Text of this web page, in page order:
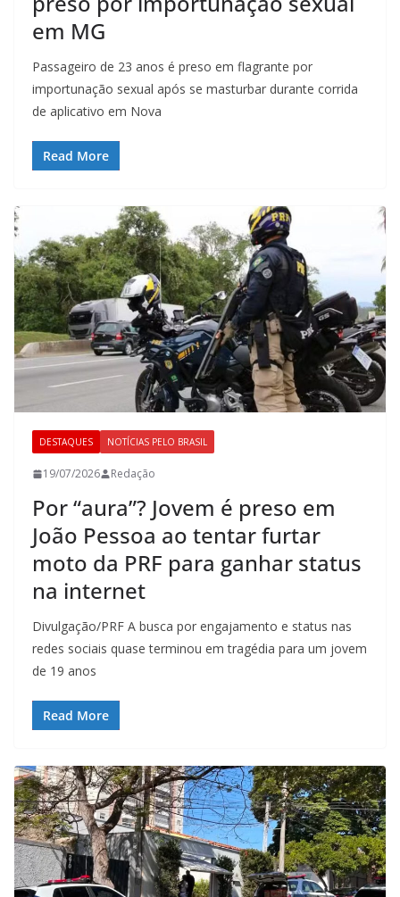
em MG
Passageiro de 23 anos é preso em flagrante por
importunação sexual após se masturbar durante corrida
de aplicativo em Nova
Read More
DESTAQUES NOTÍCIAS PELO BRASIL
19/07/2026 Redação
Por “aura”? Jovem é preso em
João Pessoa ao tentar furtar
moto da PRF para ganhar status
na internet
Divulgação/PRF A busca por engajamento e status nas
redes sociais quase terminou em tragédia para um jovem
de 19 anos
Read More